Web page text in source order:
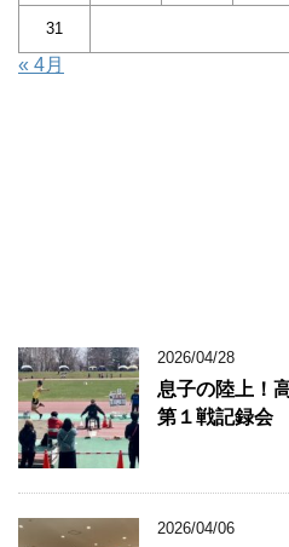
31
« 4月
2026/04/28
息子の陸上！
第１戦記録会
2026/04/06